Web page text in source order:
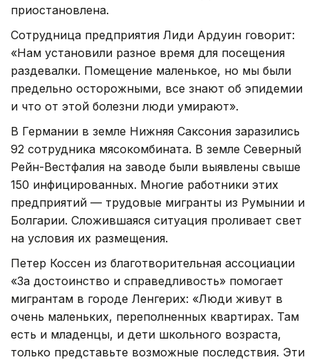
приостановлена.
Сотрудница предприятия Лиди Ардуин говорит:
«Нам установили разное время для посещения
раздевалки. Помещение маленькое, но мы были
предельно осторожными, все знают об эпидемии
и что от этой болезни люди умирают».
В Германии в земле Нижняя Саксония заразились
92 сотрудника мясокомбината. В земле Северный
Рейн-Вестфалия на заводе были выявлены свыше
150 инфицированных. Многие работники этих
предприятий — трудовые мигранты из Румынии и
Болгарии. Сложившаяся ситуация проливает свет
на условия их размещения.
Петер Коссен из благотворительная ассоциации
«За достоинство и справедливость» помогает
мигрантам в городе Ленгерих: «Люди живут в
очень маленьких, переполненных квартирах. Там
есть и младенцы, и дети школьного возраста,
только представьте возможные последствия. Эти